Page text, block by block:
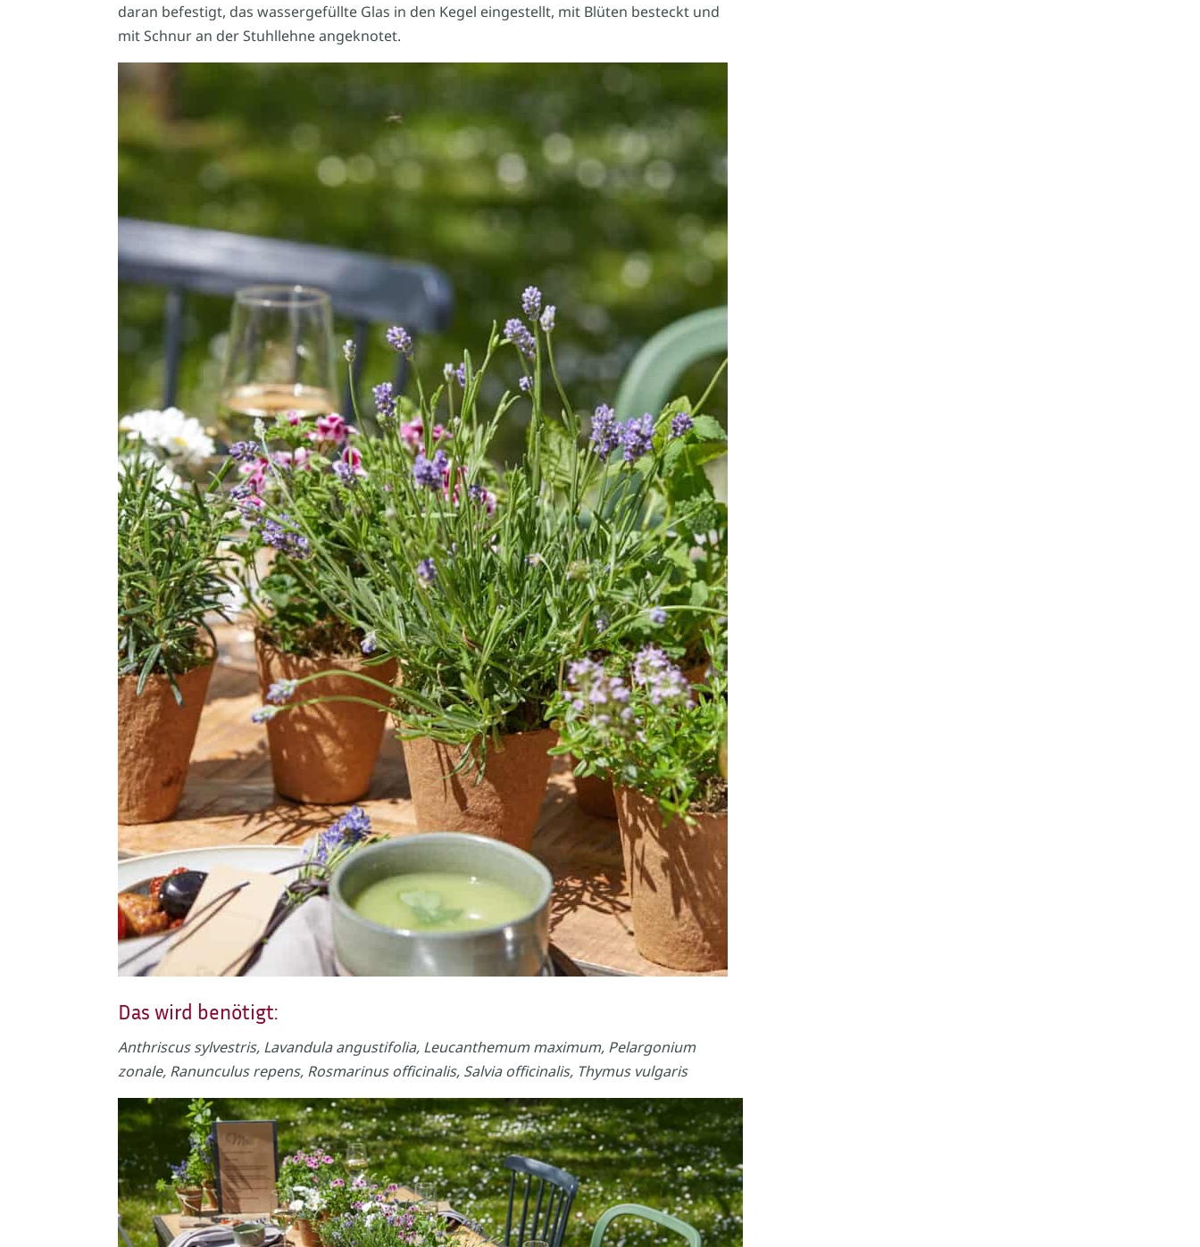
daran befestigt, das wassergefüllte Glas in den Kegel eingestellt, mit Blüten besteckt und
mit Schnur an der Stuhllehne angeknotet.
Das wird benötigt:
Anthriscus sylvestris, Lavandula angustifolia, Leucanthemum maximum, Pelargonium
zonale, Ranunculus repens, Rosmarinus officinalis, Salvia officinalis, Thymus vulgaris